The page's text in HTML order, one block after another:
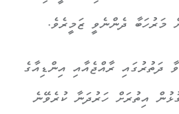
މަރުހަބާ ދެންނެވީ ޒަމީރެވެ.
ދަތުރުގައި ރާއްޖެއާއި އިންޑިއާގެ
އިތުރަށް ހަރުދަނާ ކުރެވޭނެ